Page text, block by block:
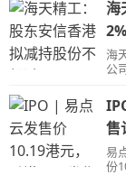
海
2%
海
公
售
易
份